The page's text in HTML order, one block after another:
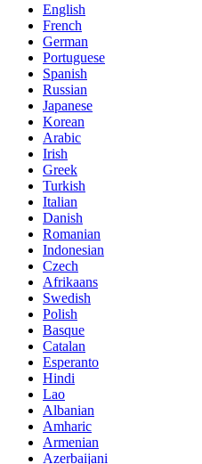
English
French
German
Portuguese
Spanish
Russian
Japanese
Korean
Arabic
Irish
Greek
Turkish
Italian
Danish
Romanian
Indonesian
Czech
Afrikaans
Swedish
Polish
Basque
Catalan
Esperanto
Hindi
Lao
Albanian
Amharic
Armenian
Azerbaijani